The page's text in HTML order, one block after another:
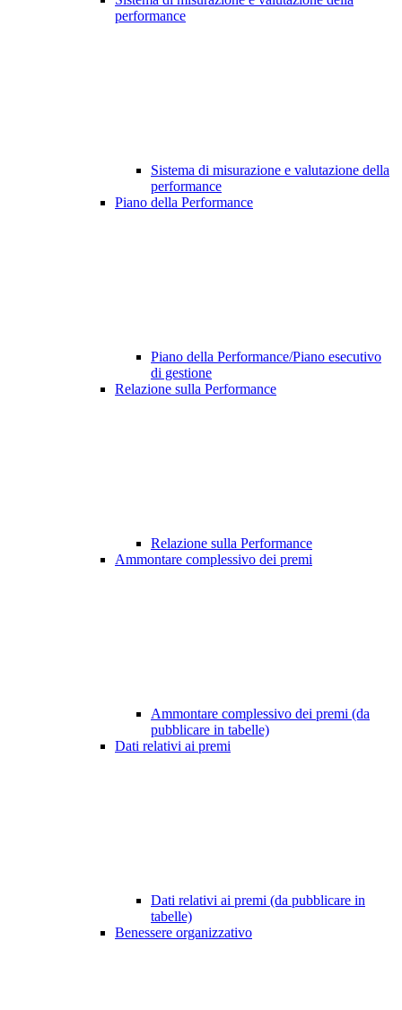
performance
Sistema di misurazione e valutazione della
performance
Piano della Performance
Piano della Performance/Piano esecutivo
di gestione
Relazione sulla Performance
Relazione sulla Performance
Ammontare complessivo dei premi
Ammontare complessivo dei premi (da
pubblicare in tabelle)
Dati relativi ai premi
Dati relativi ai premi (da pubblicare in
tabelle)
Benessere organizzativo